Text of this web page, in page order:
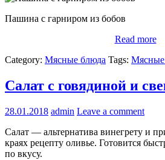
Пашина с гарниром из бобов
Read more
Category: Мясные блюда Tags:
Салат с говядиной и
28.01.2018 admin Leave a comment
Салат — альтернатива винегрету и
краях рецепту оливье. Готовится
по вкусу.